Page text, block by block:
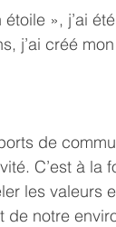
», j’ai
j’ai créé
de
C’est à la
les valeurs
notre